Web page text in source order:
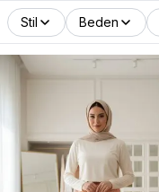
Stil Beden